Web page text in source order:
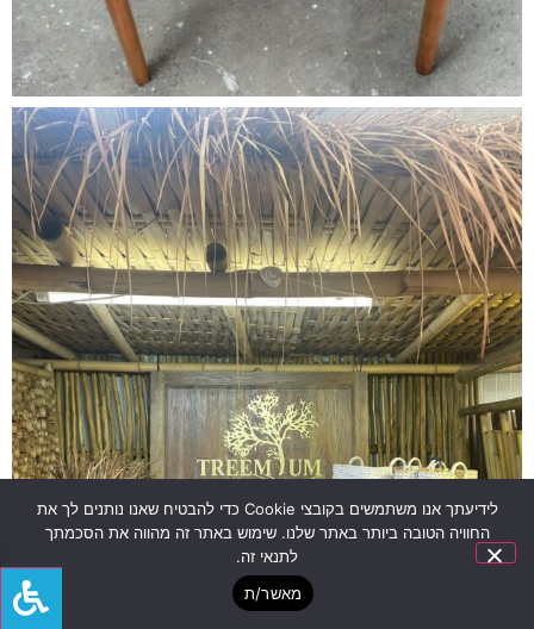
לידיעתך אנו משתמשים בקובצי Cookie כדי להבטיח שאנו נותנים לך את
החוויה הטובה ביותר באתר שלנו. שימוש באתר זה מהווה את הסכמתך
לתנאי זה.
מאשר/ת